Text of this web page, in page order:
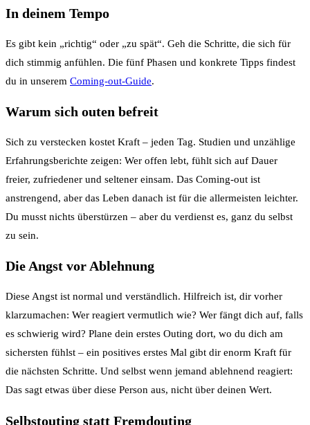
In deinem Tempo
Es gibt kein „richtig“ oder „zu spät“. Geh die Schritte, die sich für
dich stimmig anfühlen. Die fünf Phasen und konkrete Tipps findest
du in unserem Coming-out-Guide.
Warum sich outen befreit
Sich zu verstecken kostet Kraft – jeden Tag. Studien und unzählige
Erfahrungsberichte zeigen: Wer offen lebt, fühlt sich auf Dauer
freier, zufriedener und seltener einsam. Das Coming-out ist
anstrengend, aber das Leben danach ist für die allermeisten leichter.
Du musst nichts überstürzen – aber du verdienst es, ganz du selbst
zu sein.
Die Angst vor Ablehnung
Diese Angst ist normal und verständlich. Hilfreich ist, dir vorher
klarzumachen: Wer reagiert vermutlich wie? Wer fängt dich auf, falls
es schwierig wird? Plane dein erstes Outing dort, wo du dich am
sichersten fühlst – ein positives erstes Mal gibt dir enorm Kraft für
die nächsten Schritte. Und selbst wenn jemand ablehnend reagiert:
Das sagt etwas über diese Person aus, nicht über deinen Wert.
Selbstouting statt Fremdouting